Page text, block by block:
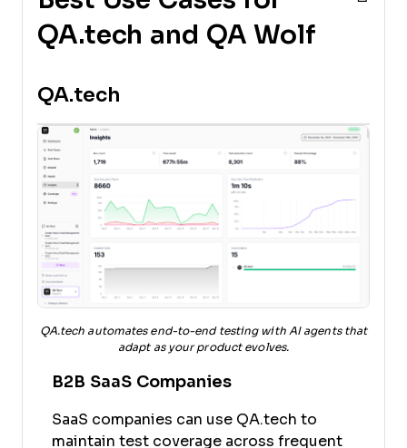
QA.tech and QA Wolf
QA.tech
QA.tech automates end-to-end testing with AI agents that
adapt as your product evolves.
B2B SaaS Companies
SaaS companies can use QA.tech to
maintain test coverage across frequent